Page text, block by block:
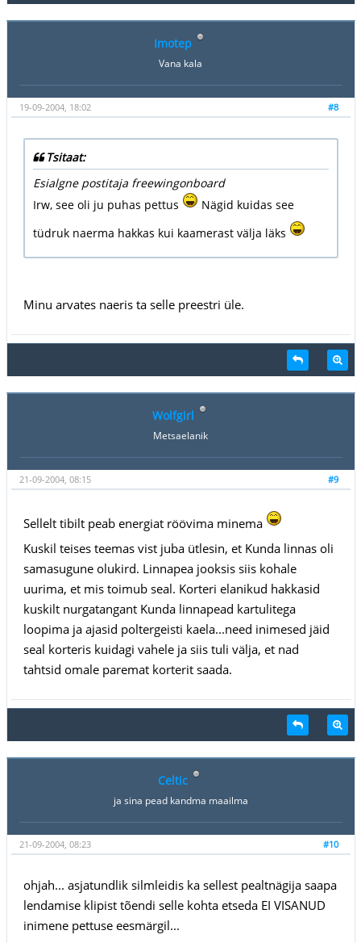
Imotep
Vana kala
#8
19-09-2004, 18:02
Tsitaat:
Esialgne postitaja freewingonboard
Irw, see oli ju puhas pettus
Nägid kuidas see
tüdruk naerma hakkas kui kaamerast välja läks
Minu arvates naeris ta selle preestri üle.
Wolfgirl
Metsaelanik
#9
21-09-2004, 08:15
Sellelt tibilt peab energiat röövima minema
Kuskil teises teemas vist juba ütlesin, et Kunda linnas oli
samasugune olukird. Linnapea jooksis siis kohale
uurima, et mis toimub seal. Korteri elanikud hakkasid
kuskilt nurgatangant Kunda linnapead kartulitega
loopima ja ajasid poltergeisti kaela...need inimesed jäid
seal korteris kuidagi vahele ja siis tuli välja, et nad
tahtsid omale paremat korterit saada.
Celtic
ja sina pead kandma maailma
#10
21-09-2004, 08:23
ohjah... asjatundlik silmleidis ka sellest pealtnägija saapa
lendamise klipist tõendi selle kohta etseda EI VISANUD
inimene pettuse eesmärgil...